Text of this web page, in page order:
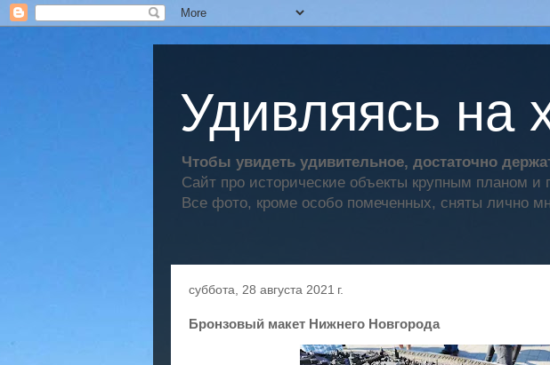
Удивляясь на
Чтобы увидеть удивительное, достаточно
Сайт про исторические объекты крупным планом и
Все фото, кроме особо помеченных, сняты лично
суббота, 28 августа 2021 г.
Бронзовый макет Нижнего Новгорода